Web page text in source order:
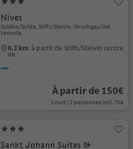
Nives
Sulden/Solda, Stilfs/Stelvio, Vinschgau/Val
Venosta
8.3 km à partir de Stilfs/Stelvio centre
de
À partir de 150€
1 nuit / 2 personnes incl. TVA
Sankt Johann Suites &